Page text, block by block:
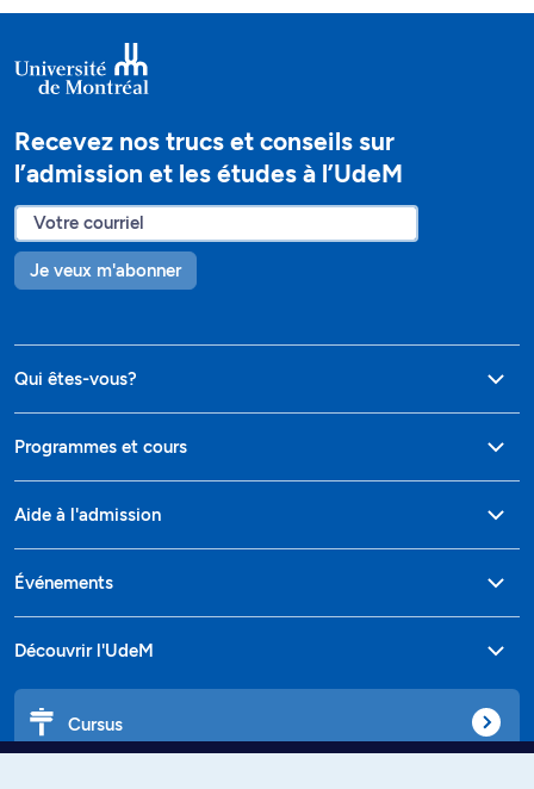
Recevez nos trucs et conseils sur
l’admission et les études à l’UdeM
Je veux m'abonner
Qui êtes-vous?
Programmes et cours
Aide à l'admission
Événements
Découvrir l'UdeM
Cursus